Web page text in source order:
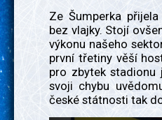
Ze Šumperka
bez vlajky. Stojí
výkonu našeho
první třetiny věší
pro zbytek stadionu
svoji chybu
české státnosti tak